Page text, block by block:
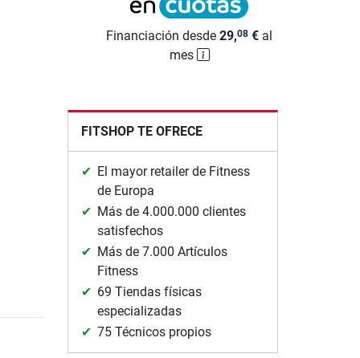
Financiación desde29,08 € al
mes
FITSHOP TE OFRECE
El mayor retailer de Fitness
de Europa
Más de 4.000.000 clientes
satisfechos
Más de 7.000 Artículos
Fitness
69 Tiendas físicas
especializadas
75 Técnicos propios